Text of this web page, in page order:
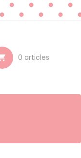
0 articles